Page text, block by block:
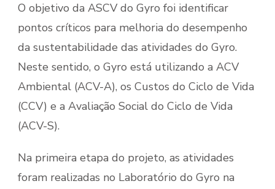
O objetivo da ASCV do Gyro foi identificar
pontos críticos para melhoria do desempenho
da sustentabilidade das atividades do Gyro.
Neste sentido, o Gyro está utilizando a ACV
Ambiental (ACV-A), os Custos do Ciclo de Vida
(CCV) e a Avaliação Social do Ciclo de Vida
(ACV-S).
Na primeira etapa do projeto, as atividades
foram realizadas no Laboratório do Gyro na